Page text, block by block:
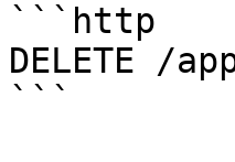
```http
DELETE /
```